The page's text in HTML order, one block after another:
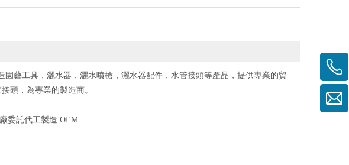
藝工具，灑水器，灑水噴槍，灑水器配件，水管接頭等產品，提供專業的貿
頭，為專業的製造商。
委託代工製造 OEM